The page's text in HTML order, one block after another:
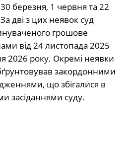
березня, 1 червня та 22
дві з цих неявок суд
грошове
від 24 листопада 2025
2026 року. Окремі неявки
закордонними
що збігалися в
засіданнями суду.